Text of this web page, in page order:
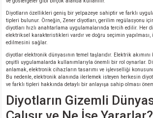
Diyotların özellikleri geniş bir yelpazeye sahiptir ve farklı
tipleri bulunur. Örneğin, Zener diyotları, gerilim regülasyonu
diyotları hızlı anahtarlama uygulamalarında tercih edilir. Her
elektriksel karakteristikleri vardır ve doğru seçimin yapılması,
edilmesini sağlar.
diyotlar elektronik dünyasının temel taşlarıdır. Elektrik
çeşitli uygulamalarda kullanımlarıyla önemli bir rol oynarlar.
anlamak, elektronik cihazların tasarımı ve işlevselliği
Bu nedenle, elektronik alanında ilerlemek isteyen herkesin
ve farklı tipleri hakkında detaylı bir anlayışa sahip olması
Diyotların Gizemli